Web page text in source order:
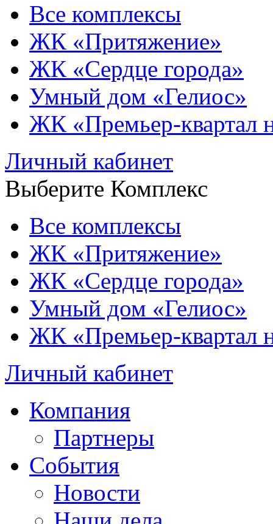
Все комплексы
ЖК «Притяжение»
ЖК «Сердце города»
Умный дом «Гелиос»
ЖК «Премьер-квартал
Личный кабинет
Выберите Комплекс
Все комплексы
ЖК «Притяжение»
ЖК «Сердце города»
Умный дом «Гелиос»
ЖК «Премьер-квартал
Личный кабинет
Компания
Партнеры
События
Новости